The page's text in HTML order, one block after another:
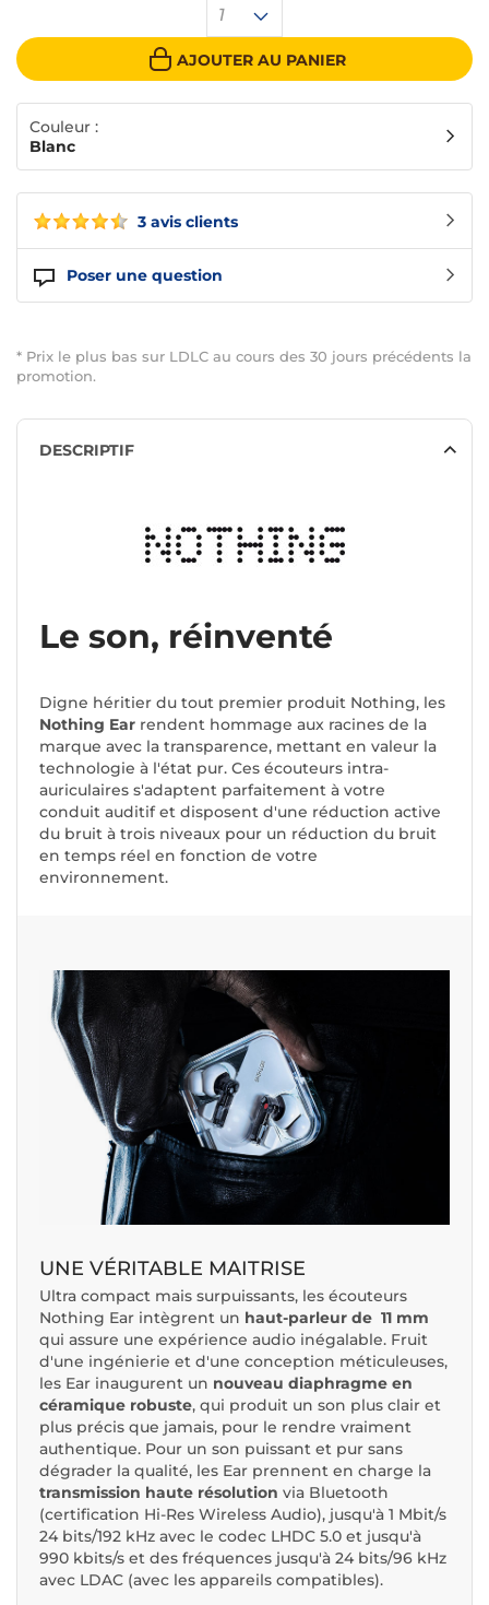
3 avis clients
Poser une question
1
AJOUTER AU PANIER
* Prix le plus bas sur LDLC au cours des 30 jours précédents la
promotion.
Couleur :
Blanc
DESCRIPTIF
Le son, réinventé
Digne héritier du tout premier produit Nothing, les
Nothing Ear rendent hommage aux racines de la
marque avec la transparence, mettant en valeur la
technologie à l'état pur. Ces écouteurs intra-
auriculaires s'adaptent parfaitement à votre
conduit auditif et disposent d'une réduction active
du bruit à trois niveaux pour un réduction du bruit
en temps réel en fonction de votre
environnement.
UNE VÉRITABLE MAITRISE
Ultra compact mais surpuissants, les écouteurs
Nothing Ear intègrent un haut-parleur de 11 mm
qui assure une expérience audio inégalable. Fruit
d'une ingénierie et d'une conception méticuleuses,
les Ear inaugurent un nouveau diaphragme en
céramique robuste, qui produit un son plus clair et
plus précis que jamais, pour le rendre vraiment
authentique. Pour un son puissant et pur sans
dégrader la qualité, les Ear prennent en charge la
transmission haute résolution via Bluetooth
(certification Hi-Res Wireless Audio), jusqu'à 1 Mbit/s
24 bits/192 kHz avec le codec LHDC 5.0 et jusqu'à
990 kbits/s et des fréquences jusqu'à 24 bits/96 kHz
avec LDAC (avec les appareils compatibles).